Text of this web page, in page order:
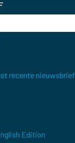
recente nieuwsbrief
Edition